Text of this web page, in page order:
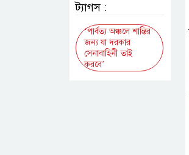
ট্যাগস :
‘পার্বত্য অঞ্চলে শান্তির
জন্য যা দরকার
সেনাবাহিনী তাই
করবে’